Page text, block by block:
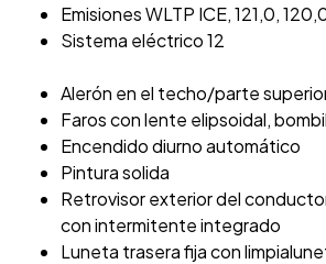
Emisiones WLTP ICE, 121,0,
Sistema eléctrico 12
Alerón en el techo/parte
Faros con lente elipsoidal,
Encendido diurno automático
Pintura solida
Retrovisor exterior del
con intermitente integrado
Luneta trasera fija con